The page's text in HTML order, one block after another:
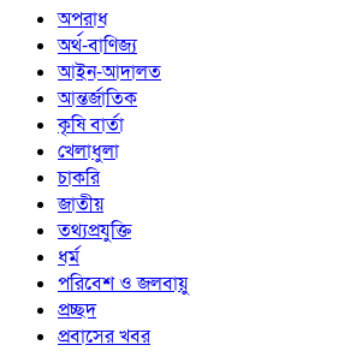
অপরাধ
অর্থ-বাণিজ্য
আইন-আদালত
আন্তর্জাতিক
কৃষি বার্তা
খেলাধুলা
চাকরি
জাতীয়
তথ্যপ্রযুক্তি
ধর্ম
পরিবেশ ও জলবায়ু
প্রচ্ছদ
প্রবাসের খবর